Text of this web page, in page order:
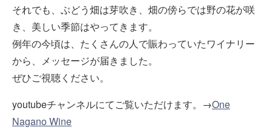
それでも、ぶどう畑は芽吹き、畑の傍らでは野の花が咲
き、美しい季節はやってきます。
例年の今頃は、たくさんの人で賑わっていたワイナリー
から、メッセージが届きました。
ぜひご視聴ください。
youtubeチャンネルにてご覧いただけます。→One
Nagano Wine